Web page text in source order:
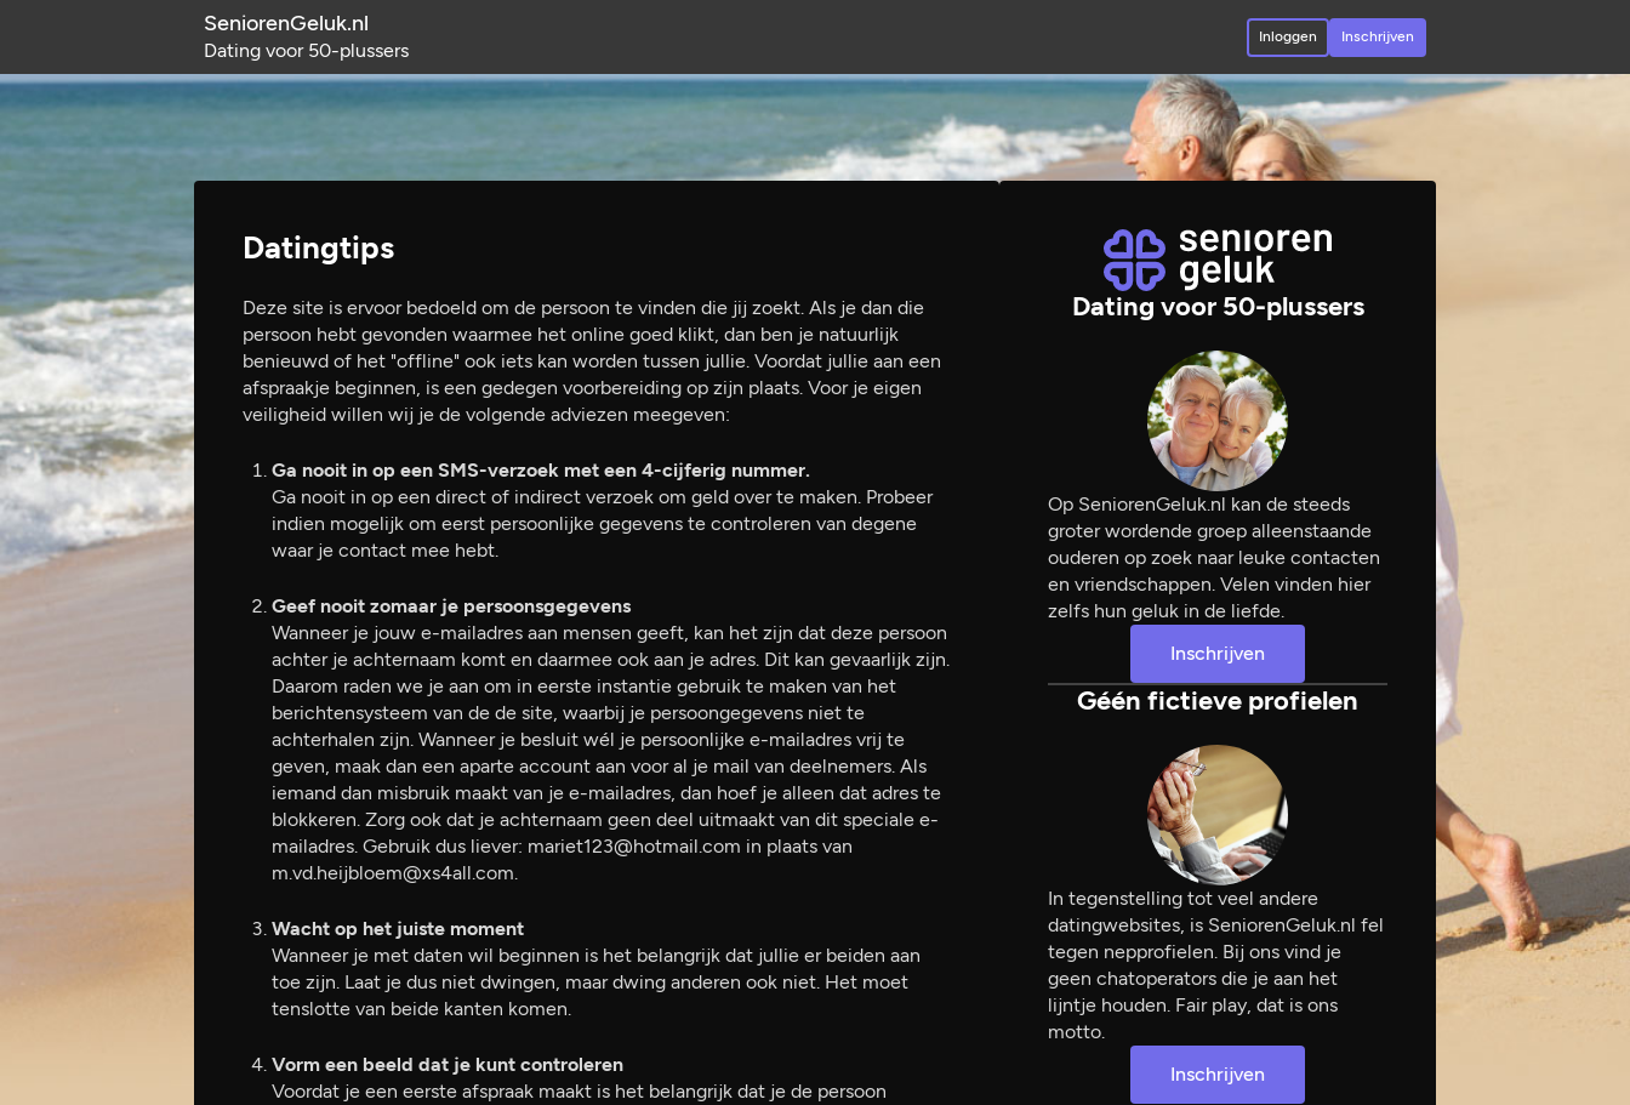
SeniorenGeluk.nl
Dating voor 50-plussers
Inloggen Inschrijven
Datingtips
Deze site is ervoor bedoeld om de persoon te vinden die jij zoekt. Als je dan die
persoon hebt gevonden waarmee het online goed klikt, dan ben je natuurlijk
benieuwd of het "offline" ook iets kan worden tussen jullie. Voordat jullie aan een
afspraakje beginnen, is een gedegen voorbereiding op zijn plaats. Voor je eigen
veiligheid willen wij je de volgende adviezen meegeven:
Ga nooit in op een SMS-verzoek met een 4-cijferig nummer.
Ga nooit in op een direct of indirect verzoek om geld over te maken. Probeer
indien mogelijk om eerst persoonlijke gegevens te controleren van degene
waar je contact mee hebt.
Geef nooit zomaar je persoonsgegevens
Wanneer je jouw e-mailadres aan mensen geeft, kan het zijn dat deze persoon
achter je achternaam komt en daarmee ook aan je adres. Dit kan gevaarlijk zijn.
Daarom raden we je aan om in eerste instantie gebruik te maken van het
berichtensysteem van de de site, waarbij je persoongegevens niet te
achterhalen zijn. Wanneer je besluit wél je persoonlijke e-mailadres vrij te
geven, maak dan een aparte account aan voor al je mail van deelnemers. Als
iemand dan misbruik maakt van je e-mailadres, dan hoef je alleen dat adres te
blokkeren. Zorg ook dat je achternaam geen deel uitmaakt van dit speciale e-
mailadres. Gebruik dus liever: mariet123@hotmail.com in plaats van
m.vd.heijbloem@xs4all.com.
Wacht op het juiste moment
Wanneer je met daten wil beginnen is het belangrijk dat jullie er beiden aan
toe zijn. Laat je dus niet dwingen, maar dwing anderen ook niet. Het moet
tenslotte van beide kanten komen.
Vorm een beeld dat je kunt controleren
Voordat je een eerste afspraak maakt is het belangrijk dat je de persoon
Dating voor 50-plussers
Op SeniorenGeluk.nl kan de steeds
groter wordende groep alleenstaande
ouderen op zoek naar leuke contacten
en vriendschappen. Velen vinden hier
zelfs hun geluk in de liefde.
Inschrijven
Géén fictieve profielen
In tegenstelling tot veel andere
datingwebsites, is SeniorenGeluk.nl fel
tegen nepprofielen. Bij ons vind je
geen chatoperators die je aan het
lijntje houden. Fair play, dat is ons
motto.
Inschrijven